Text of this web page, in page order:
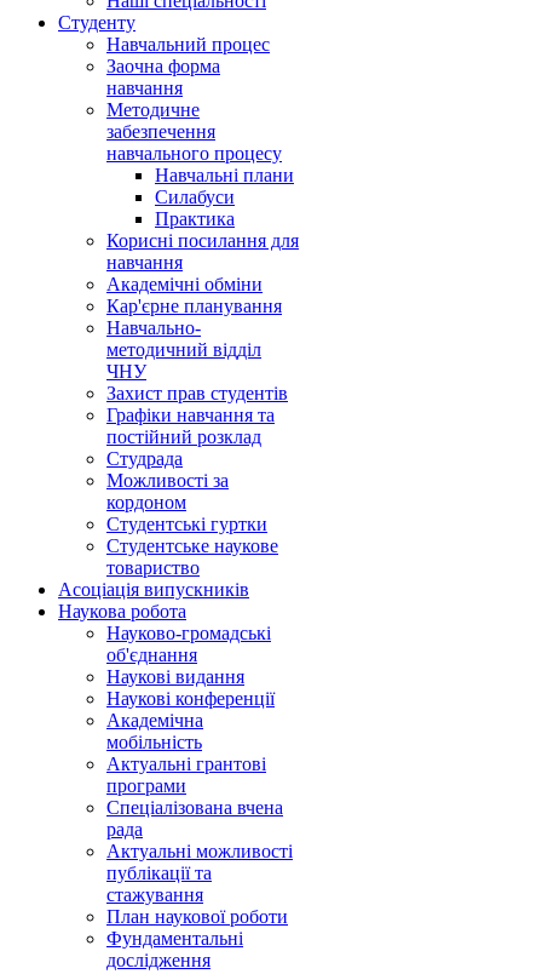
Студенту
Навчальний процес
Заочна форма
навчання
Методичне
забезпечення
навчального процесу
Навчальні плани
Силабуси
Практика
Корисні посилання для
навчання
Академічні обміни
Кар'єрне планування
Навчально-
методичний відділ
ЧНУ
Захист прав студентів
Графіки навчання та
постійний розклад
Студрада
Можливості за
кордоном
Студентські гуртки
Студентське наукове
товариство
Асоціація випускників
Наукова робота
Науково-громадські
об'єднання
Наукові видання
Наукові конференції
Академічна
мобільність
Актуальні грантові
програми
Спеціалізована вчена
рада
Актуальні можливості
публікації та
стажування
План наукової роботи
Фундаментальні
дослідження